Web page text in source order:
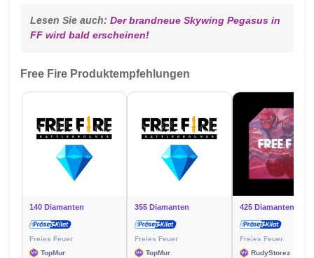
Lesen Sie auch: Der brandneue Skywing Pegasus in
FF wird bald erscheinen!
Free Fire Produktempfehlungen
140 Diamanten
Freies Feuer
TopMur
355 Diamanten
Freies Feuer
TopMur
425 Diamanten
Freies Feuer
RudyStorez